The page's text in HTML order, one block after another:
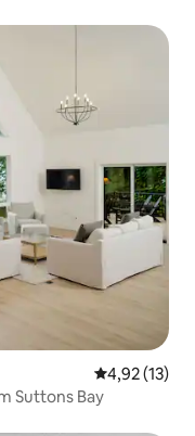
4,92 de uma
4,92 (13)
Suttons Bay